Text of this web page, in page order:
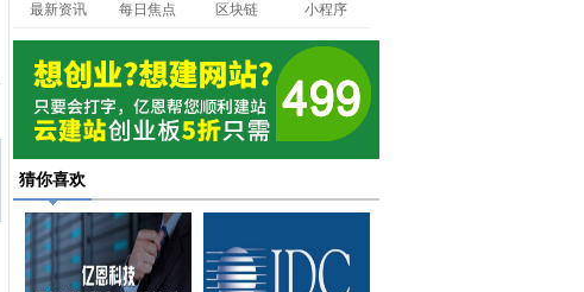
最新资讯 每日焦点 区块链 小程序
猜你喜欢